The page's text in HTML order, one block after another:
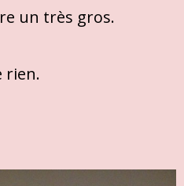
un très gros.
rien.